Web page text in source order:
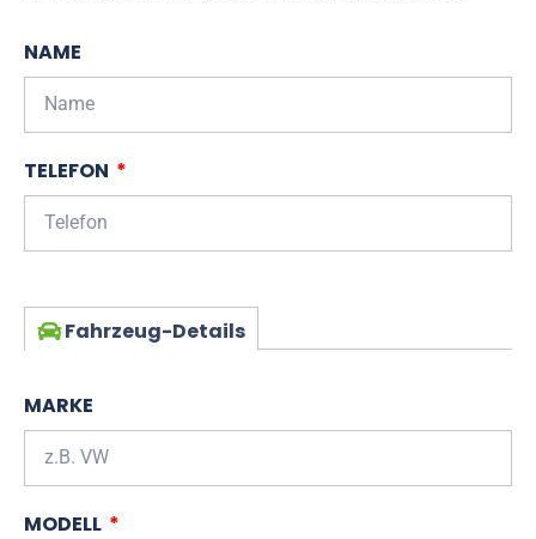
NAME
TELEFON
Fahrzeug-Details
MARKE
MODELL